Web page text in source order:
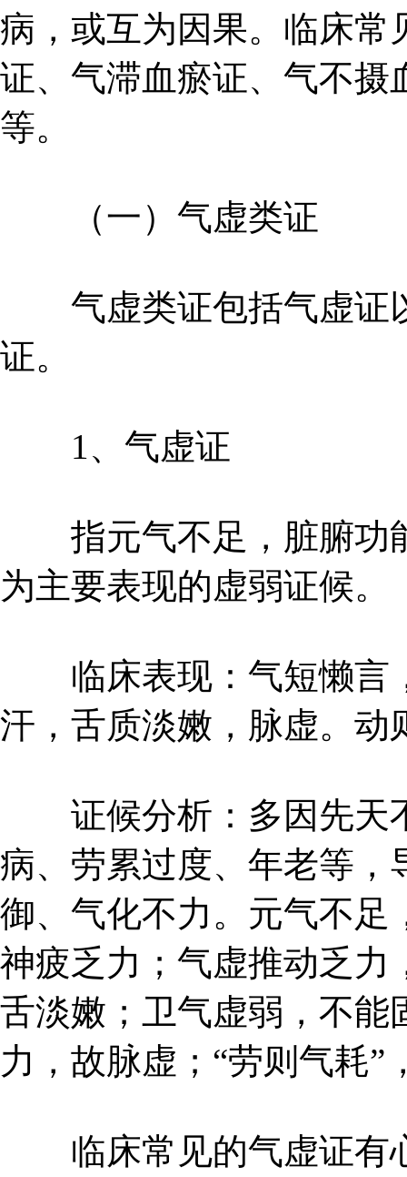
病，或互为因果。临床常
证、气滞血瘀证、气不摄
等。
（一）气虚类证
气虚类证包括气虚证
证。
1、气虚证
指元气不足，脏腑功
为主要表现的虚弱证候。
临床表现：气短懒言
汗，舌质淡嫩，脉虚。动
证候分析：多因先天
病、劳累过度、年老等，
御、气化不力。元气不足
神疲乏力；气虚推动乏力
舌淡嫩；卫气虚弱，不能
力，故脉虚；“劳则气耗
临床常见的气虚证有